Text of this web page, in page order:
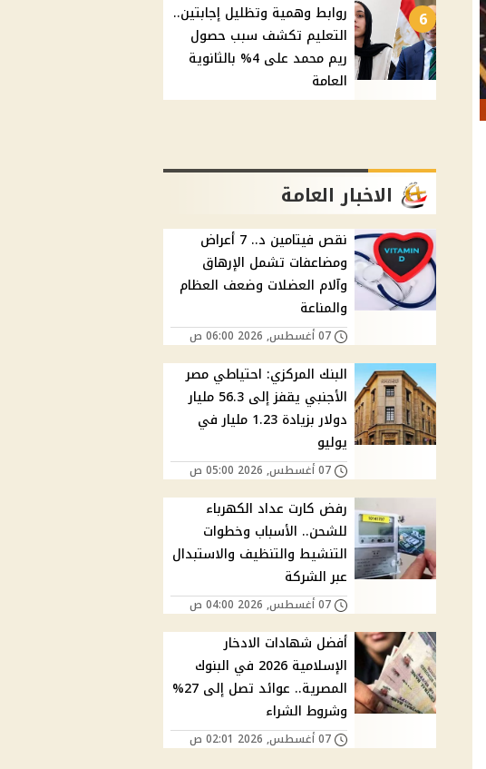
6
روابط وهمية وتظليل إجابتين..
التعليم تكشف سبب حصول
ريم محمد على 4% بالثانوية
العامة
الاخبار العامة
نقص فيتامين د.. 7 أعراض
ومضاعفات تشمل الإرهاق
وآلام العضلات وضعف العظام
والمناعة
07 أغسطس, 2026 06:00 ص
البنك المركزي: احتياطي مصر
الأجنبي يقفز إلى 56.3 مليار
دولار بزيادة 1.23 مليار في
يوليو
07 أغسطس, 2026 05:00 ص
رفض كارت عداد الكهرباء
للشحن.. الأسباب وخطوات
التنشيط والتنظيف والاستبدال
عبر الشركة
07 أغسطس, 2026 04:00 ص
أفضل شهادات الادخار
الإسلامية 2026 في البنوك
المصرية.. عوائد تصل إلى 27%
وشروط الشراء
07 أغسطس, 2026 02:01 ص